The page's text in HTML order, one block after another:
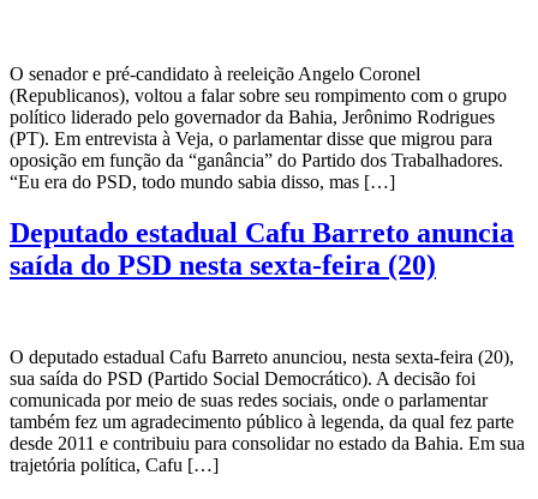
O senador e pré-candidato à reeleição Angelo Coronel
(Republicanos), voltou a falar sobre seu rompimento com o grupo
político liderado pelo governador da Bahia, Jerônimo Rodrigues
(PT). Em entrevista à Veja, o parlamentar disse que migrou para
oposição em função da “ganância” do Partido dos Trabalhadores.
“Eu era do PSD, todo mundo sabia disso, mas […]
Deputado estadual Cafu Barreto anuncia
saída do PSD nesta sexta-feira (20)
O deputado estadual Cafu Barreto anunciou, nesta sexta-feira (20),
sua saída do PSD (Partido Social Democrático). A decisão foi
comunicada por meio de suas redes sociais, onde o parlamentar
também fez um agradecimento público à legenda, da qual fez parte
desde 2011 e contribuiu para consolidar no estado da Bahia. Em sua
trajetória política, Cafu […]